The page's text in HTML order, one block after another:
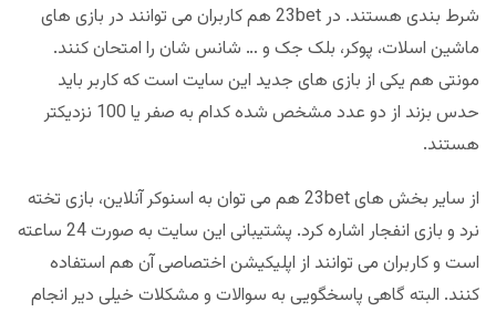
شرط بندی هستند. در 23bet هم کاربران می توانند در بازی های
ماشین اسلات، پوکر، بلک جک و … شانس شان را امتحان کنند.
مونتی هم یکی از بازی های جدید این سایت است که کاربر باید
حدس بزند از دو عدد مشخص شده کدام به صفر یا 100 نزدیکتر
هستند.
از سایر بخش های 23bet هم می توان به اسنوکر آنلاین، بازی تخته
نرد و بازی انفجار اشاره کرد. پشتیبانی این سایت به صورت 24 ساعته
است و کاربران می توانند از اپلیکیشن اختصاصی آن هم استفاده
کنند. البته گاهی پاسخگویی به سوالات و مشکلات خیلی دیر انجام